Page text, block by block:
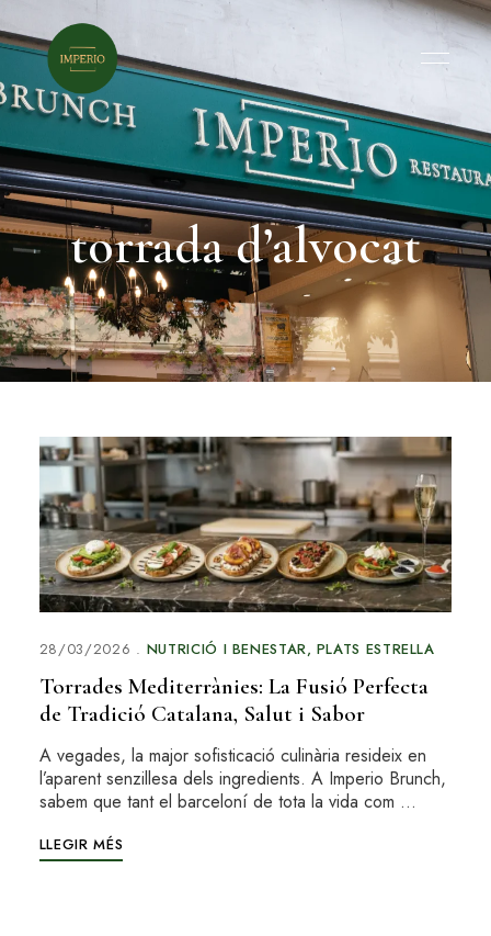
torrada d’alvocat
28/03/2026 NUTRICIÓ I BENESTAR PLATS ESTRELLA
Torrades Mediterrànies: La Fusió Perfecta
de Tradició Catalana, Salut i Sabor
A vegades, la major sofisticació culinària resideix en
l’aparent senzillesa dels ingredients. A Imperio Brunch,
sabem que tant el barceloní de tota la vida com …
LLEGIR MÉS